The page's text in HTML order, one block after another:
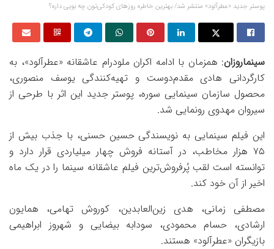
پوستر جدید «عطرآلود» منتشر شد/ بهترین خاطره روزهای کودکی‌تون چه بویی داره؟
سینماروزان: همزمان با ادامه اکران ملودرام عاشقانه «عطرآلود»، به
کارگردانی هادی مقدم‌دوست و تهیه‌کنندگی یوسف منصوری،
محصول سازمان سینمایی سوره، پوستر جدید این اثر با طرحی از
سیروان مهدوی رونمایی شد.
این فیلم سینمایی به نویسندگی حسین حسنی، با جذب بیش از
۷۵ هزار مخاطب، در آستانه فروش چهار میلیاردی قرار دارد و
توانسته است لقب پُرفروش‌ترین فیلم عاشقانه سینما را در یک ماه
اخیر از آن خود کند.
مصطفی زمانی، هدی زین‌العابدین، کوروش تهامی، همایون
ارشادی، حسام محمودی، سودابه بیضایی و شهروز ابراهیمی
بازیگران «عطرآلود» هستند.